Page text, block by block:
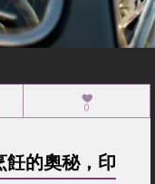
0
飪的奧秘，印